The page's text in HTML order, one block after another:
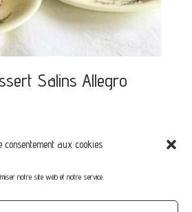
consentement aux cookies
notre site web et notre service.
Salins Allegro